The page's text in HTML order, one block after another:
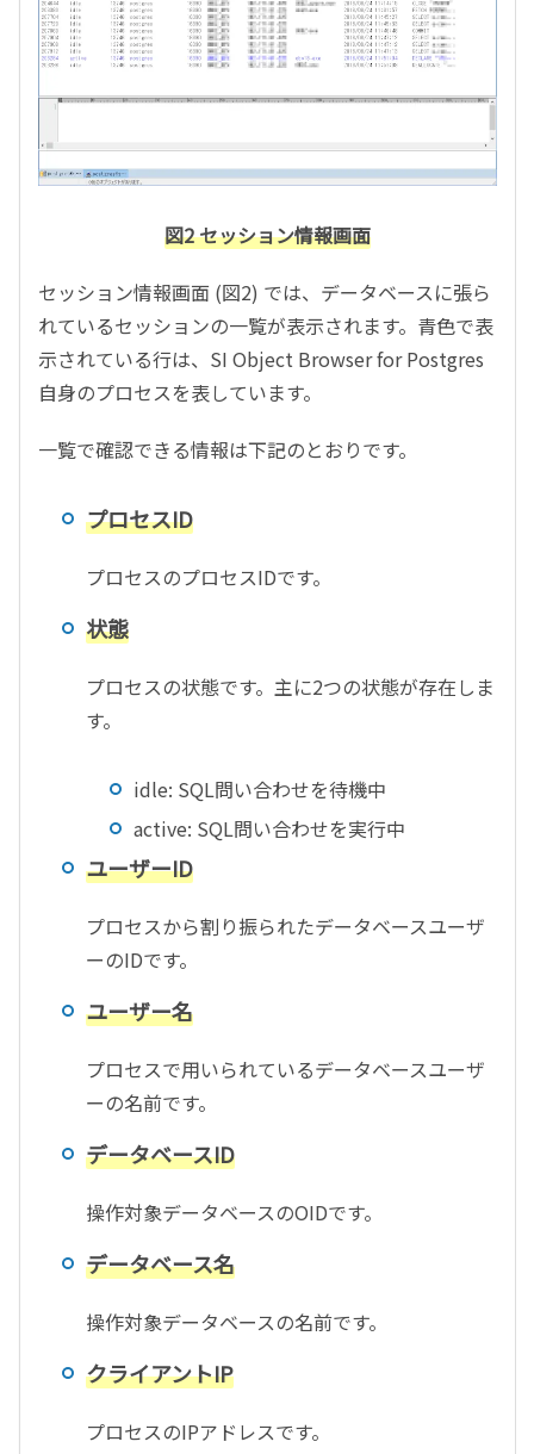
図2 セッション情報画面
セッション情報画面 (図2) では、データベースに張ら
れているセッションの一覧が表示されます。青色で表
示されている行は、SI Object Browser for Postgres
自身のプロセスを表しています。
一覧で確認できる情報は下記のとおりです。
プロセスID
プロセスのプロセスIDです。
状態
プロセスの状態です。主に2つの状態が存在しま
す。
idle: SQL問い合わせを待機中
active: SQL問い合わせを実行中
ユーザーID
プロセスから割り振られたデータベースユーザ
ーのIDです。
ユーザー名
プロセスで用いられているデータベースユーザ
ーの名前です。
データベースID
操作対象データベースのOIDです。
データベース名
操作対象データベースの名前です。
クライアントIP
プロセスのIPアドレスです。